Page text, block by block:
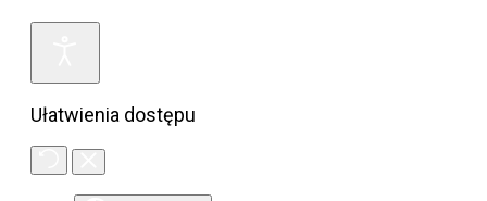
Ułatwienia dostępu